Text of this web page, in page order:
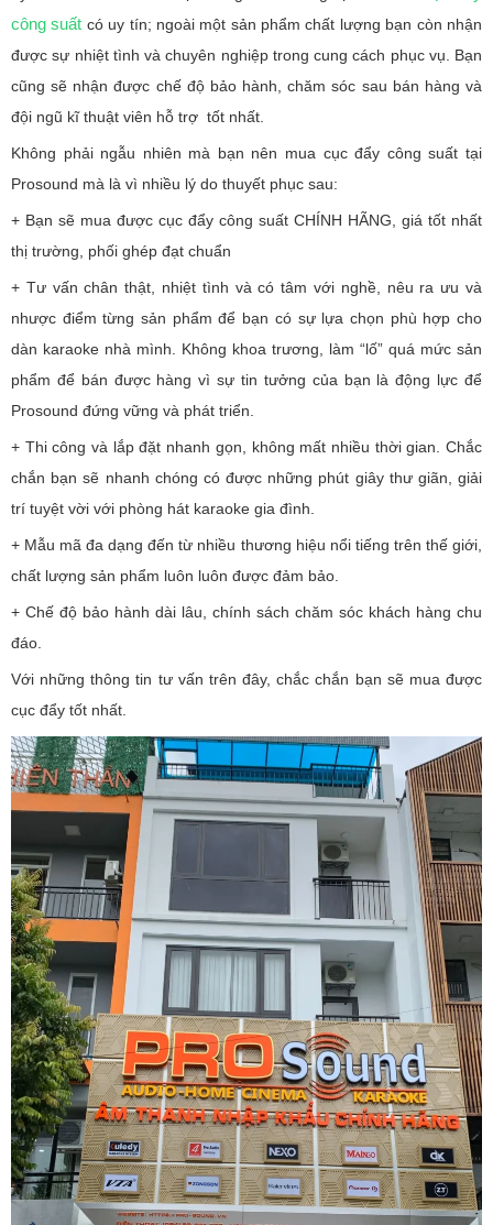
công suất có uy tín; ngoài một sản phẩm chất lượng bạn còn nhận
được sự nhiệt tình và chuyên nghiệp trong cung cách phục vụ. Bạn
cũng sẽ nhận được chế độ bảo hành, chăm sóc sau bán hàng và
đội ngũ kĩ thuật viên hỗ trợ tốt nhất.
Không phải ngẫu nhiên mà bạn nên mua cục đẩy công suất tại
Prosound mà là vì nhiều lý do thuyết phục sau:
+ Bạn sẽ mua được cục đẩy công suất CHÍNH HÃNG, giá tốt nhất
thị trường, phối ghép đạt chuẩn
+ Tư vấn chân thật, nhiệt tình và có tâm với nghề, nêu ra ưu và
nhược điểm từng sản phẩm để bạn có sự lựa chọn phù hợp cho
dàn karaoke nhà mình. Không khoa trương, làm “lố” quá mức sản
phẩm để bán được hàng vì sự tin tưởng của bạn là động lực để
Prosound đứng vững và phát triển.
+ Thi công và lắp đặt nhanh gọn, không mất nhiều thời gian. Chắc
chắn bạn sẽ nhanh chóng có được những phút giây thư giãn, giải
trí tuyệt vời với phòng hát karaoke gia đình.
+ Mẫu mã đa dạng đến từ nhiều thương hiệu nổi tiếng trên thế giới,
chất lượng sản phẩm luôn luôn được đảm bảo.
+ Chế độ bảo hành dài lâu, chính sách chăm sóc khách hàng chu
đáo.
Với những thông tin tư vấn trên đây, chắc chắn bạn sẽ mua được
cục đẩy tốt nhất.